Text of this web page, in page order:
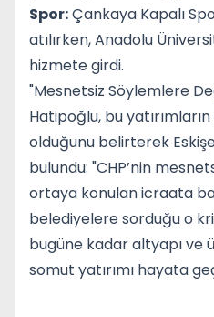
Spor:Çankaya Kapalı
atılırken, Anadolu
hizmete girdi.
"Mesnetsiz Söylemlere
Hatipoğlu, bu
olduğunu belirterek
bulundu: "CHP’nin
ortaya konulan icraata
belediyelere sorduğu o
bugüne kadar altyapı ve
somut yatırımı hayata